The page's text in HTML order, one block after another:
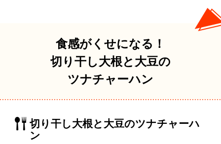
食感がくせになる！
切り干し大根と大豆の
ツナチャーハン
切り干し大根と大豆のツナチャーハ
ン